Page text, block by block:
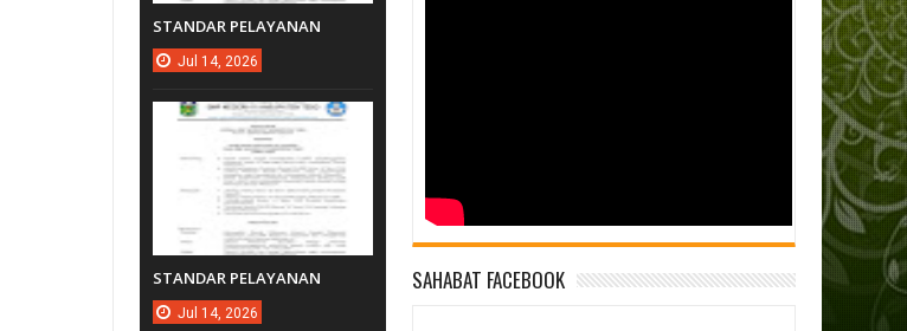
SAHABAT FACEBOOK
STANDAR PELAYANAN
Jul 14, 2026
STANDAR PELAYANAN
Jul 14, 2026